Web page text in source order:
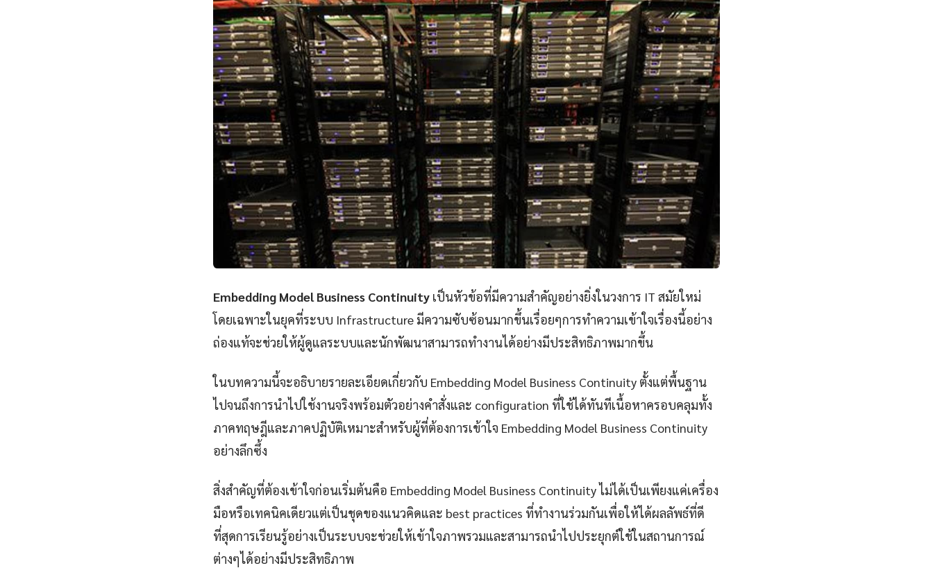
Embedding Model Business Continuity เป็นหัวข้อที่มีความสำคัญอย่างยิ่งในวงการ IT สมัยใหม่
โดยเฉพาะในยุคที่ระบบ Infrastructure มีความซับซ้อนมากขึ้นเรื่อยๆการทำความเข้าใจเรื่องนี้อย่าง
ถ่องแท้จะช่วยให้ผู้ดูแลระบบและนักพัฒนาสามารถทำงานได้อย่างมีประสิทธิภาพมากขึ้น
ในบทความนี้จะอธิบายรายละเอียดเกี่ยวกับ Embedding Model Business Continuity ตั้งแต่พื้นฐาน
ไปจนถึงการนำไปใช้งานจริงพร้อมตัวอย่างคำสั่งและ configuration ที่ใช้ได้ทันทีเนื้อหาครอบคลุมทั้ง
ภาคทฤษฎีและภาคปฏิบัติเหมาะสำหรับผู้ที่ต้องการเข้าใจ Embedding Model Business Continuity
อย่างลึกซึ้ง
สิ่งสำคัญที่ต้องเข้าใจก่อนเริ่มต้นคือ Embedding Model Business Continuity ไม่ได้เป็นเพียงแค่เครื่อง
มือหรือเทคนิคเดียวแต่เป็นชุดของแนวคิดและ best practices ที่ทำงานร่วมกันเพื่อให้ได้ผลลัพธ์ที่ดี
ที่สุดการเรียนรู้อย่างเป็นระบบจะช่วยให้เข้าใจภาพรวมและสามารถนำไปประยุกต์ใช้ในสถานการณ์
ต่างๆได้อย่างมีประสิทธิภาพ